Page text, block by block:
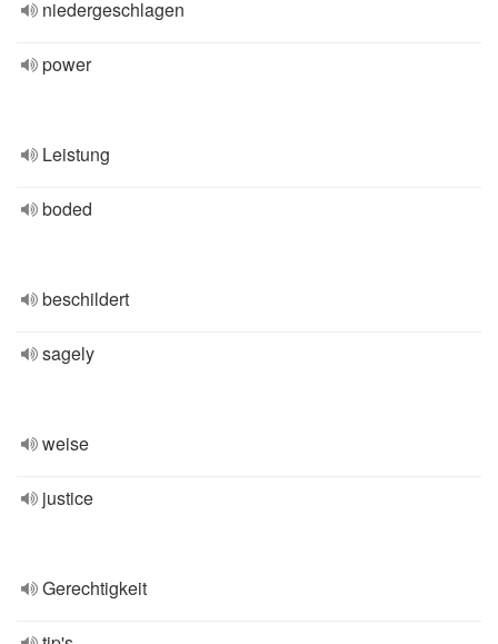
niedergeschlagen
power
Leistung
boded
beschildert
sagely
weise
justice
Gerechtigkeit